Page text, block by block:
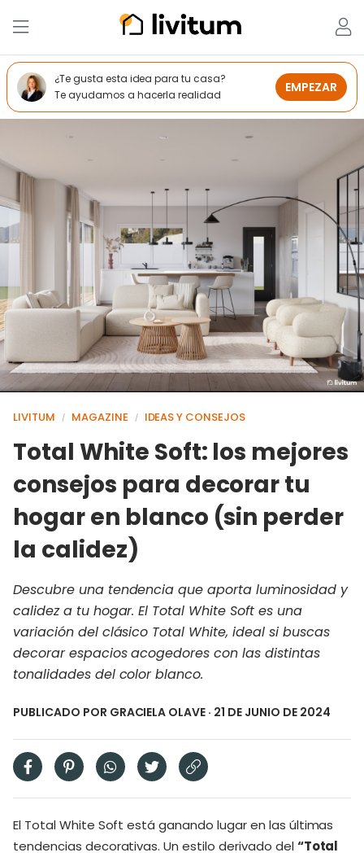
LIVITUM / MAGAZINE / IDEAS Y CONSEJOS
Total White Soft: los mejores
consejos para decorar tu
hogar en blanco (sin perder
la calidez)
Descubre una tendencia que aporta luminosidad y
calidez a tu hogar. El Total White Soft es una
variación del clásico Total White, ideal si buscas
decorar espacios acogedores con las distintas
tonalidades del color blanco.
PUBLICADO POR GRACIELA OLAVE · 21 DE JUNIO DE 2024
El Total White Soft está ganando lugar en las últimas
tendencias decorativas. Un estilo derivado del “Total
¿Te gusta esta idea para tu casa?
Te ayudamos a hacerla realidad
EMPEZAR